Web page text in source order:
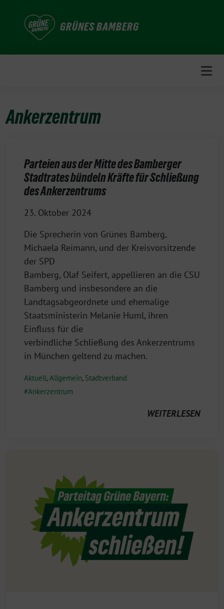
GRÜNES BAMBERG
Ankerzentrum
Parteien aus der Mitte des Bamberger
Stadtrates bündeln Kräfte für Schließung
des Ankerzentrums
23. Oktober 2024
Die Sprecherin von Grünes Bamberg,
Michaela Reimann, und der Kreisvorsitzende
der SPD
Bamberg, Olaf Seifert, appellieren an die CSU
Bamberg und insbesondere an die
Landtagsabgeordnete und ehemalige
Staatsministerin Melanie Huml, ihren
Einfluss für die
verbindliche Schließung des Ankerzentrums
in München geltend zu machen.
Aktuell,Allgemein, Stadtverband
Ankerzentrum
WEITERLESEN